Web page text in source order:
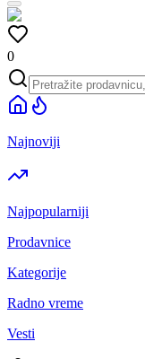
0
Najnoviji
Najpopularniji
Prodavnice
Kategorije
Radno vreme
Vesti